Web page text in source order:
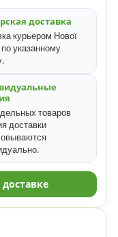
доставка
курьером Нової
указанному
товаров
доставки